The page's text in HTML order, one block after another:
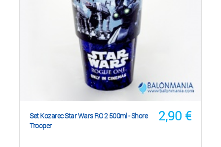
2,90 €
Set Kozarec Star Wars RO 2 500ml - Shore
Trooper